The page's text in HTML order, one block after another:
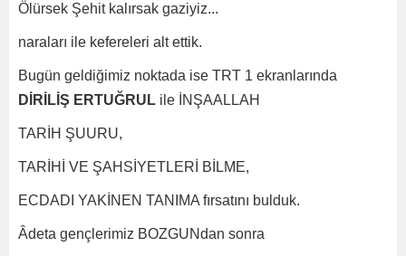
Ölürsek Şehit kalırsak gaziyiz...
naraları ile kefereleri alt ettik.
Bugün geldiğimiz noktada ise TRT 1 ekranlarında
DİRİLİŞ ERTUĞRUL ile İNŞAALLAH
TARİH ŞUURU,
TARİHİ VE ŞAHSİYETLERİ BİLME,
ECDADI YAKİNEN TANIMA fırsatını bulduk.
Âdeta gençlerimiz BOZGUNdan sonra